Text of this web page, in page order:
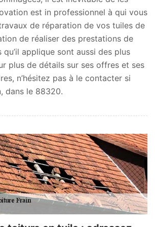
est in professionnel à qui vous
de réparation de vos tuiles de
de réaliser des prestations de
applique sont aussi des plus
plus de détails sur ses offres et ses
n’hésitez pas à le contacter si
dans le 88320.